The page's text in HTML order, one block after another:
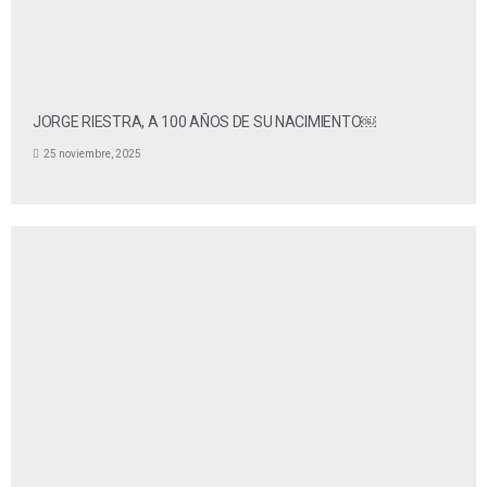
JORGE RIESTRA, A 100 AÑOS DE SU NACIMIENTO￼
25 noviembre, 2025